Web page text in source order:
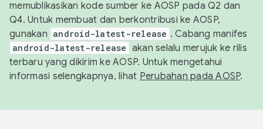
memublikasikan kode sumber ke AOSP pada Q2 dan
Q4. Untuk membuat dan berkontribusi ke AOSP,
gunakan android-latest-release . Cabang manifes
android-latest-release akan selalu merujuk ke rilis
terbaru yang dikirim ke AOSP. Untuk mengetahui
informasi selengkapnya, lihat Perubahan pada AOSP.